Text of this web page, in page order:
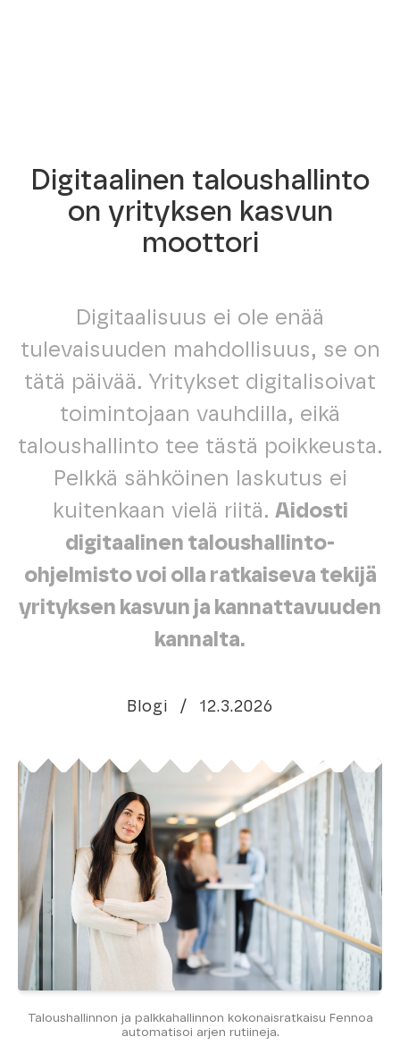
Digitaalinen taloushallinto
on yrityksen kasvun
moottori
Digitaalisuus ei ole enää
tulevaisuuden mahdollisuus, se on
tätä päivää. Yritykset digitalisoivat
toimintojaan vauhdilla, eikä
taloushallinto tee tästä poikkeusta.
Pelkkä sähköinen laskutus ei
kuitenkaan vielä riitä. Aidosti
digitaalinen taloushallinto-
ohjelmisto voi olla ratkaiseva tekijä
yrityksen kasvun ja kannattavuuden
kannalta.
Blogi / 12.3.2026
Taloushallinnon ja palkkahallinnon kokonaisratkaisu Fennoa
automatisoi arjen rutiineja.